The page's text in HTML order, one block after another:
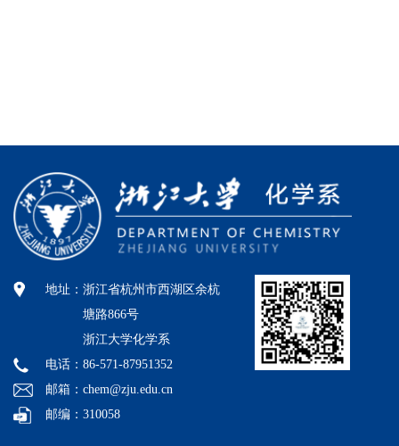
地址： 浙江省杭州市西湖区余杭
塘路866号
浙江大学化学系
电话：86-571-87951352
邮箱：chem@zju.edu.cn
邮编：310058